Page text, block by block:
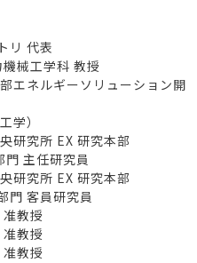
リ 代表
械工学科 教授
エネルギーソリューション開
）
研究所 EX 研究本部
任研究員
究所 EX 研究本部
客員研究員
教授
教授
教授